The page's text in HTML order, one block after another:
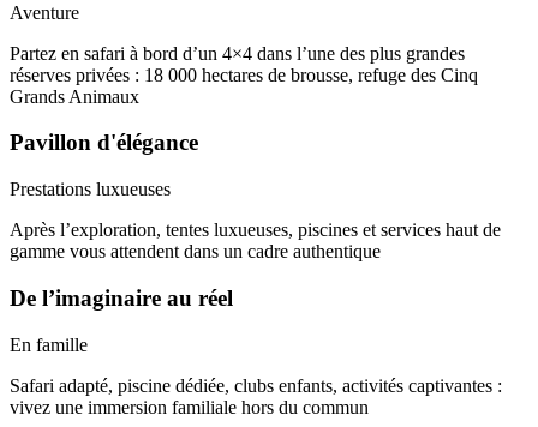
Aventure
Partez en safari à bord d’un 4×4 dans l’une des plus grandes
réserves privées : 18 000 hectares de brousse, refuge des Cinq
Grands Animaux
Pavillon d'élégance
Prestations luxueuses
Après l’exploration, tentes luxueuses, piscines et services haut de
gamme vous attendent dans un cadre authentique
De l’imaginaire au réel
En famille
Safari adapté, piscine dédiée, clubs enfants, activités captivantes :
vivez une immersion familiale hors du commun